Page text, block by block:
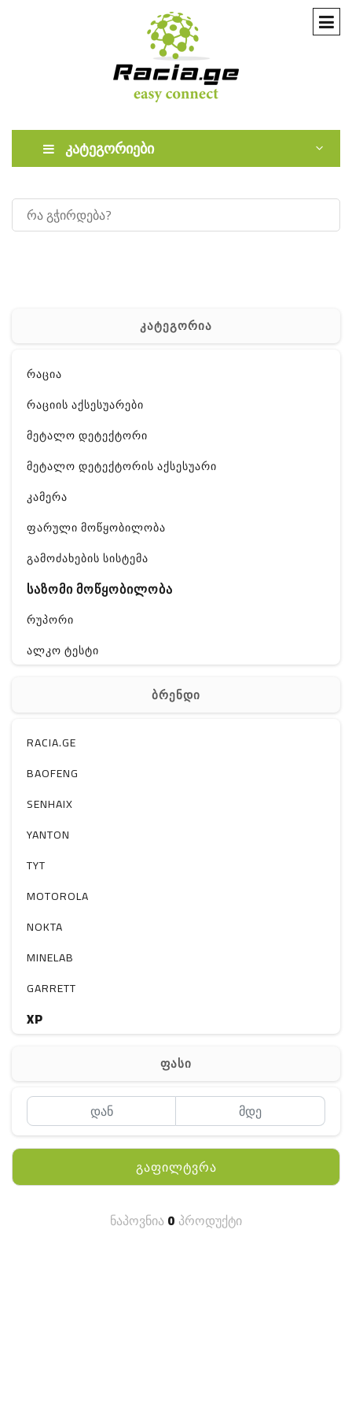
კატეგორიები
კატეგორია
რაცია
რაციის აქსესუარები
მეტალო დეტექტორი
მეტალო დეტექტორის აქსესუარი
კამერა
ფარული მოწყობილობა
გამოძახების სისტემა
საზომი მოწყობილობა
რუპორი
ალკო ტესტი
ელ. მოწყობილობები
მაგნიტი
სხვა
ბრენდი
RACIA.GE
BAOFENG
SENHAIX
YANTON
TYT
MOTOROLA
NOKTA
MINELAB
GARRETT
XP
QYT
ფასი
გაფილტვრა
ნაპოვნია0 პროდუქტი